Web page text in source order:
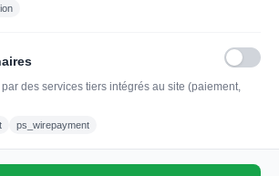
avec modération.
des services tiers intégrés au site (paiement,
ps_wirepayment